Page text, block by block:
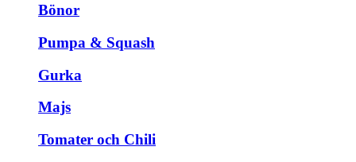
Bönor
Pumpa & Squash
Gurka
Majs
Tomater och Chili